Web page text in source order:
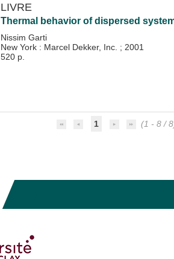
LIVRE
Thermal behavior of dispersed
Nissim Garti
New York : Marcel Dekker, Inc. ; 2001
520 p.
1 (1 - 8 /